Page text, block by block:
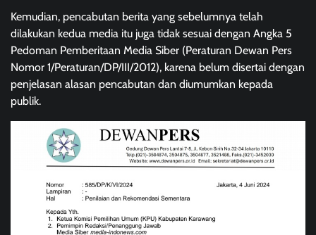
Kemudian, pencabutan berita yang sebelumnya telah
dilakukan kedua media itu juga tidak sesuai dengan Angka 5
Pedoman Pemberitaan Media Siber (Peraturan Dewan Pers
Nomor 1/Peraturan/DP/III/2012), karena belum disertai dengan
penjelasan alasan pencabutan dan diumumkan kepada
publik.